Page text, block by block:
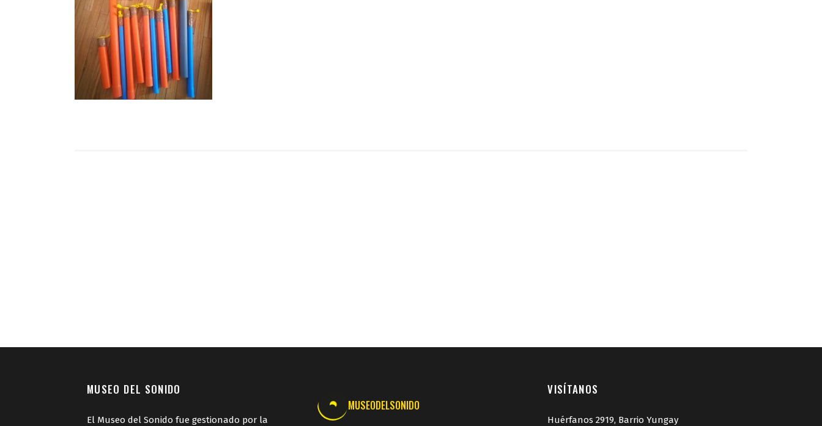
MUSEO DEL SONIDO
El Museo del Sonido fue gestionado por la
MUSEODELSONIDO
VISÍTANOS
Huérfanos 2919, Barrio Yungay